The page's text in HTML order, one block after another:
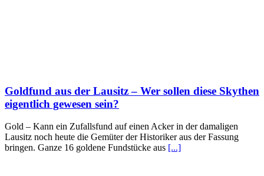
Goldfund aus der Lausitz – Wer sollen diese Skythen
eigentlich gewesen sein?
Gold – Kann ein Zufallsfund auf einen Acker in der damaligen
Lausitz noch heute die Gemüter der Historiker aus der Fassung
bringen. Ganze 16 goldene Fundstücke aus [...]